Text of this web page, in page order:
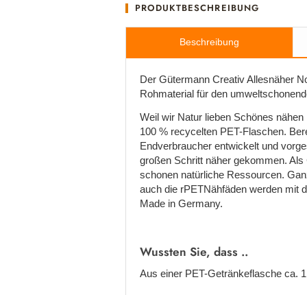
PRODUKTBESCHREIBUNG
Beschreibung
Der Gütermann Creativ Allesnäher
Rohmaterial für den
Weil wir Natur lieben Schönes
100 % recycelten PET-Flaschen.
Endverbraucher entwickelt und
großen Schritt näher gekommen.
schonen natürliche Ressourcen.
auch die rPETNähfäden werden mit
Made in Germany.
Wussten Sie, dass ..
Aus einer PET-Getränkeflasche ca.